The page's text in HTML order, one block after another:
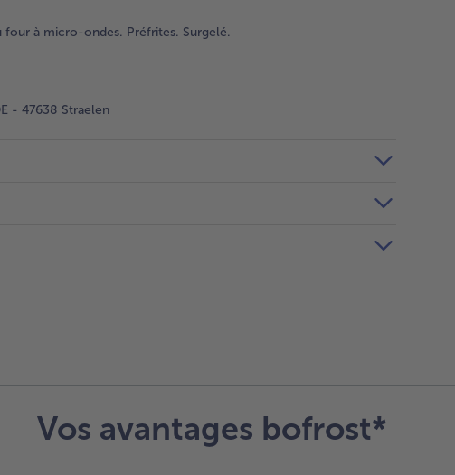
four à micro-ondes. Préfrites. Surgelé.
- 47638 Straelen
Vos avantages bofrost*